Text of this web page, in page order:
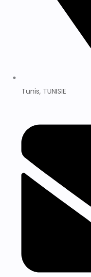
Tunis, TUNISIE